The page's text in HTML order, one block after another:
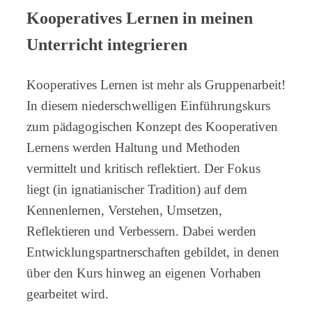
Kooperatives Lernen in meinen
Unterricht integrieren
Kooperatives Lernen ist mehr als Gruppenarbeit!
In diesem niederschwelligen Einführungskurs
zum pädagogischen Konzept des Kooperativen
Lernens werden Haltung und Methoden
vermittelt und kritisch reflektiert. Der Fokus
liegt (in ignatianischer Tradition) auf dem
Kennenlernen, Verstehen, Umsetzen,
Reflektieren und Verbessern. Dabei werden
Entwicklungspartnerschaften gebildet, in denen
über den Kurs hinweg an eigenen Vorhaben
gearbeitet wird.